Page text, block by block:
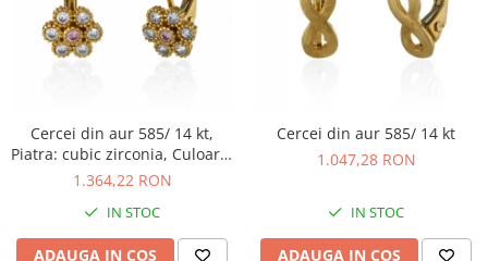
Cercei din aur 585/ 14 kt,
Piatra: cubic zirconia, Culoare:
roz si transparent
1.364,22 RON
IN STOC
ADAUGA IN COS
Cercei din aur 585/ 14 kt
1.047,28 RON
IN STOC
ADAUGA IN COS